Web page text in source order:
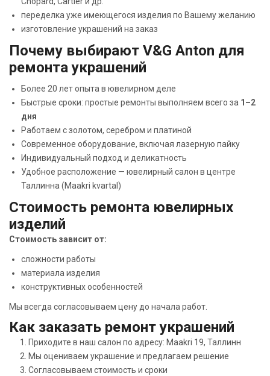
переделка уже имеющегося изделия по Вашему желанию
изготовление украшений на заказ
Почему выбирают V&G Anton для
ремонта украшений
Более 20 лет опыта в ювелирном деле
Быстрые сроки: простые ремонты выполняем всего за 1–2
дня
Работаем с золотом, серебром и платиной
Современное оборудование, включая лазерную пайку
Индивидуальный подход и деликатность
Удобное расположение — ювелирный салон в центре
Таллинна (Maakri kvartal)
Стоимость ремонта ювелирных
изделий
Стоимость зависит от:
сложности работы
материала изделия
конструктивных особенностей
Мы всегда согласовываем цену до начала работ.
Как заказать ремонт украшений
Приходите в наш салон по адресу: Maakri 19, Таллинн
Мы оцениваем украшение и предлагаем решение
Согласовываем стоимость и сроки